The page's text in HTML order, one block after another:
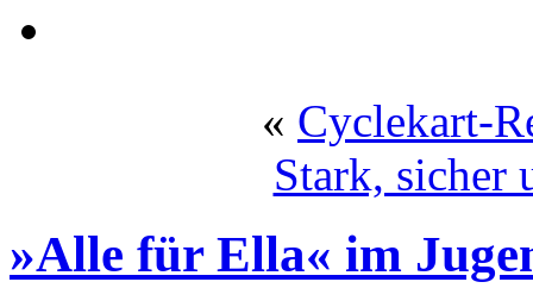
« Cyclekart-
Stark, sicher
»Alle für Ella« im